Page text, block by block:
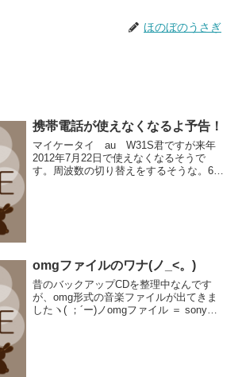
ほのぼのうさぎ
携帯電話が使えなくなるよ予告！
マイケータイ au W31S君ですが来年
2012年7月22日で使えなくなるそうで
す。周波数の切り替えをするそうな。6月
omgファイルのワナ(ノ_<。)
昔のバックアップCDを整理中なんです
が、omg形式の音楽ファイルが出てきま
したヽ( ；´ー)ノomgファイル ＝ sony独